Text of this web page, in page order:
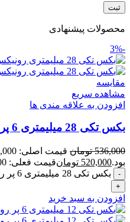
محصولات پیشنهادی
-3%
مقایسه
مشاهده سریع
افزودن به علاقه مندی ها
بکس تکی 28 میلیمتری 6 پر رونیکس کد RH-2680
536,000 تومان
بود.520,000 تومانقیمت فعلی: 520,000 تومان.
بکس تکی 28 میلیمتری 6 پر رونیکس کد RH-2680 عدد
افزودن به سبد خرید